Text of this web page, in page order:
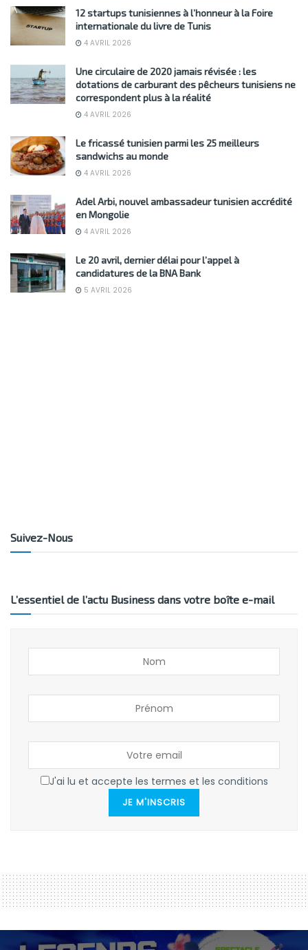
12 startups tunisiennes à l’honneur à la Foire
internationale du livre de Tunis
4 AVRIL 2026
Une circulaire de 2020 jamais révisée : les
dotations de carburant des pêcheurs tunisiens ne
correspondent plus à la réalité
4 AVRIL 2026
Le fricassé tunisien parmi les 25 meilleurs
sandwichs au monde
4 AVRIL 2026
Adel Arbi, nouvel ambassadeur tunisien accrédité
en Mongolie
4 AVRIL 2026
Le 20 avril, dernier délai pour l’appel à
candidatures de la BNA Bank
5 AVRIL 2026
Suivez-Nous
L’essentiel de l’actu Business dans votre boîte e-mail
J'ai lu et accepte les termes et les conditions
JE M'INSCRIS